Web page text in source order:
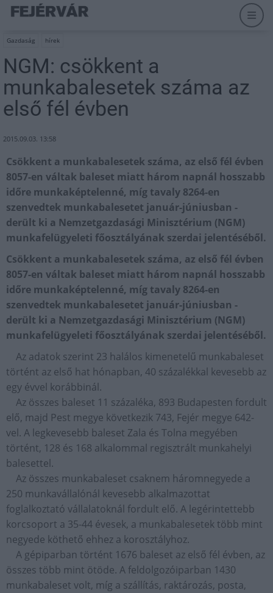
Gazdaság hírek
NGM: csökkent a
munkabalesetek száma az
első fél évben
2015.09.03. 13:58
Csökkent a munkabalesetek száma, az első fél évben
8057-en váltak baleset miatt három napnál hosszabb
időre munkaképtelenné, míg tavaly 8264-en
szenvedtek munkabalesetet január-júniusban -
derült ki a Nemzetgazdasági Minisztérium (NGM)
munkafelügyeleti főosztályának szerdai jelentéséből.
Csökkent a munkabalesetek száma, az első fél évben
8057-en váltak baleset miatt három napnál hosszabb
időre munkaképtelenné, míg tavaly 8264-en
szenvedtek munkabalesetet január-júniusban -
derült ki a Nemzetgazdasági Minisztérium (NGM)
munkafelügyeleti főosztályának szerdai jelentéséből.
Az adatok szerint 23 halálos kimenetelű munkabaleset
történt az első hat hónapban, 40 százalékkal kevesebb az
egy évvel korábbinál.
Az összes baleset 11 százaléka, 893 Budapesten fordult
elő, majd Pest megye következik 743, Fejér megye 642-
vel. A legkevesebb baleset Zala és Tolna megyében
történt, 128 és 168 alkalommal regisztrált munkahelyi
balesettel.
Az összes munkabaleset csaknem háromnegyede a
250 munkavállalónál kevesebb alkalmazottat
foglalkoztató vállalatoknál fordult elő. A legérintettebb
korcsoport a 35-44 évesek, a munkabalesetek több mint
negyede köthető ehhez a korosztályhoz.
A gépiparban történt 1676 baleset az első fél évben, az
összes több mint ötöde. A feldolgozóiparban 1430
munkabaleset volt, míg a szállítás, raktározás, posta,